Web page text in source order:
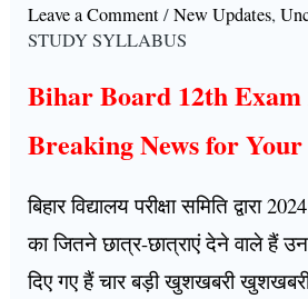
Leave a Comment/New Updates,
STUDY SYLLABUS
Bihar Board 12th Exam
Breaking News for
बिहार विद्यालय परीक्षा समिति द्वारा
का जितने छात्र-छात्राएं देने वाले हैं उन
दिए गए हैं चार बड़ी खुशखबरी